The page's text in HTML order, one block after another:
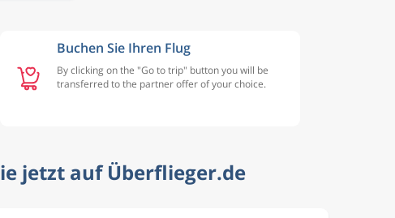
Buchen Sie Ihren Flug
By clicking on the "Go to trip" button you will be
transferred to the partner offer of your choice.
jetzt auf Überflieger.de